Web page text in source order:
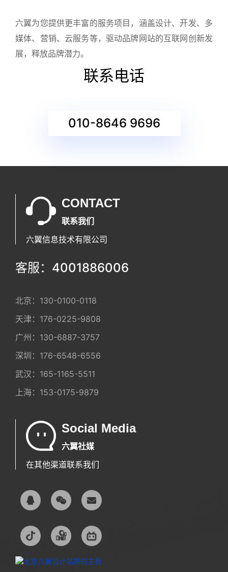
六翼为您提供更丰富的服务项目，涵盖设计、开发、多
媒体、营销、云服务等，驱动品牌网站的互联网创新发
展，释放品牌潜力。
联系电话
010-8646 9696
CONTACT
联系我们
六翼信息技术有限公司
客服：4001886006
北京： 130-0100-0118
天津： 176-0225-9808
广州： 130-6887-3757
深圳： 176-6548-6556
武汉： 165-1165-5511
上海： 153-0175-9879
Social Media
六翼社媒
在其他渠道联系我们